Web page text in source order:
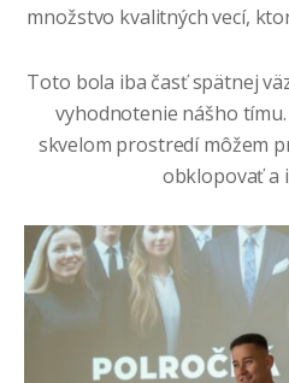
množstvo kvalitných vecí,
Toto bola iba časť spätnej
vyhodnotenie nášho
skvelom prostredí môžem
obklopovať a